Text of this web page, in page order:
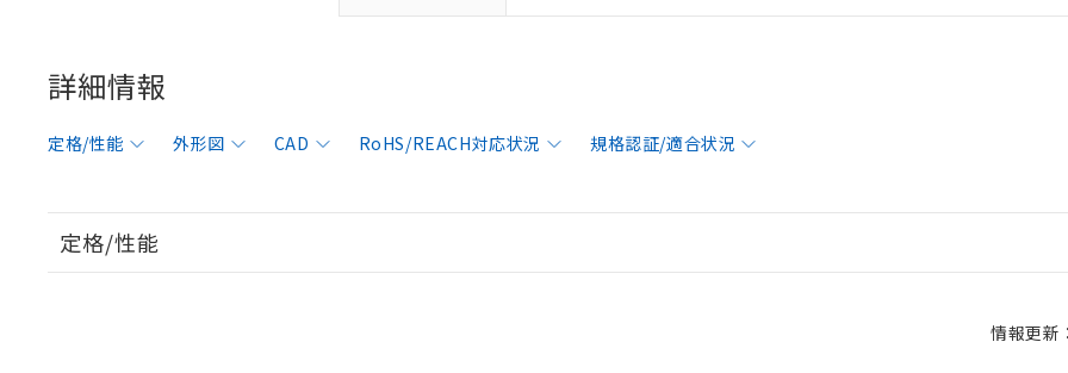
詳細情報
定格/性能 外形図 CAD RoHS/REACH対応状況 規格認証/適合状況
定格/性能
情報更新